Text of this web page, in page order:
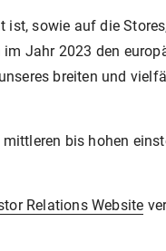
sowie auf die
im Jahr 2023 den
breiten und
bis hohen
Relations Website